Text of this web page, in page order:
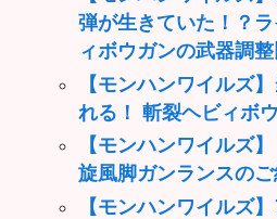
弾が生きていた！？
ィボウガンの武器調整
【モンハンワイルズ
れる！ 斬裂ヘビィボ
【モンハンワイルズ
旋風脚ガンランスのご
【モンハンワイルズ